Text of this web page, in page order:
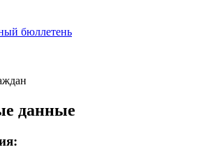
бюллетень
данные